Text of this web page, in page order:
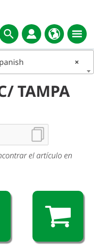
×
TAMPA
el artículo en